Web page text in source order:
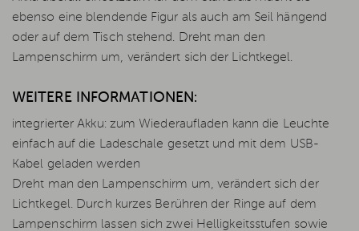
ebenso eine blendende Figur als auch am Seil hängend
oder auf dem Tisch stehend. Dreht man den
Lampenschirm um, verändert sich der Lichtkegel.
WEITERE INFORMATIONEN:
integrierter Akku: zum Wiederaufladen kann die Leuchte
einfach auf die Ladeschale gesetzt und mit dem USB-
Kabel geladen werden
Dreht man den Lampenschirm um, verändert sich der
Lichtkegel. Durch kurzes Berühren der Ringe auf dem
Lampenschirm lassen sich zwei Helligkeitsstufen sowie